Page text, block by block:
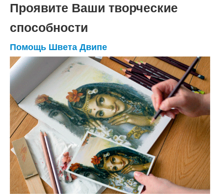
Проявите Ваши творческие
способности
Помощь Швета Двипе